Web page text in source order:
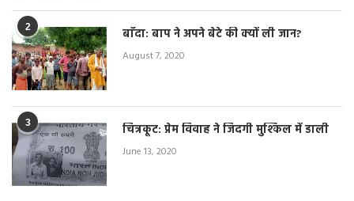
2 बाँदा: बाप ने अपने बेटे की क्यों ली जान?
August 7, 2020
3 चित्रकूट: प्रेम विवाह ने जिंदगी मुश्किल में डाली
June 13, 2020